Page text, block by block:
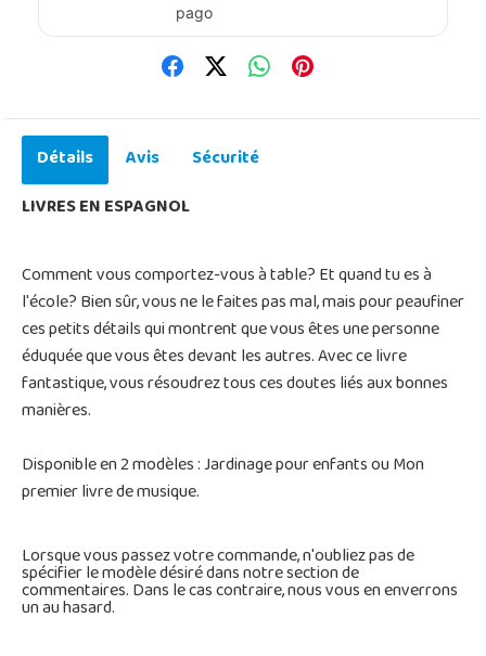
Détails Avis
Sécurité
LIVRES EN ESPAGNOL
Comment vous comportez-vous à table?Et quand tu es à
l'école?Bien sûr, vous ne le faites pas mal, mais pour peaufiner
ces petits détails qui montrent que vous êtes une personne
éduquée que vous êtes devant les autres.Avec ce livre
fantastique, vous résoudrez tous ces doutes liés aux bonnes
manières.
Disponible en 2 modèles : Jardinage pour enfants ou Mon
premier livre de musique.
Lorsque vous passez votre commande, n'oubliez pas de
spécifier le modèle désiré dans notre section de
commentaires. Dans le cas contraire, nous vous en enverrons
un au hasard.